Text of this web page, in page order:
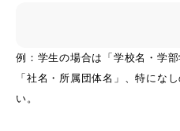
例：学生の場合は「学校名・学
「社名・所属団体名」、特にな
い。